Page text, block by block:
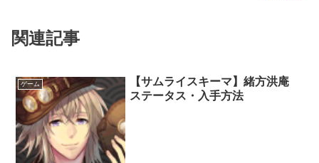
関連記事
ゲーム
【サムライスキーマ】緒方洪庵
ステータス・入手方法